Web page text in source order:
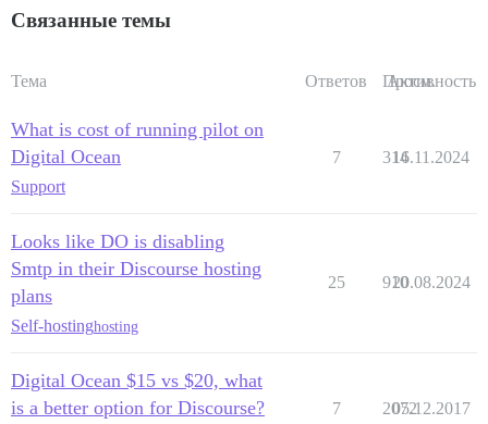
Связанные темы
Тема Ответов Просм.
Активность
What is cost of running pilot on
Digital Ocean
Support
7 314
16.11.2024
Looks like DO is disabling
Smtp in their Discourse hosting
plans
Self-hostinghosting
25 910
20.08.2024
Digital Ocean $15 vs $20, what
is a better option for Discourse?
7 2072
05.12.2017